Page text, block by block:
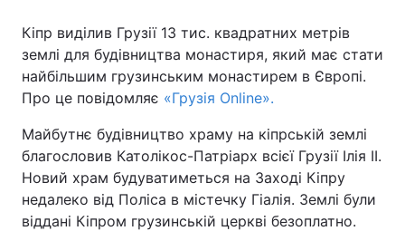
Головна Війна
Україна Політика
Економіка Світ
Кіпр виділив Грузії 13 тис. квадратних метрів
землі для будівництва монастиря, який має стати
найбільшим грузинським монастирем в Європі.
Про це повідомляє «Грузія Online».
Майбутнє будівництво храму на кіпрській землі
благословив Католікос-Патріарх всієї Грузії Ілія II.
Новий храм будуватиметься на Заході Кіпру
недалеко від Поліса в містечку Гіалія. Землі були
віддані Кіпром грузинській церкві безоплатно.